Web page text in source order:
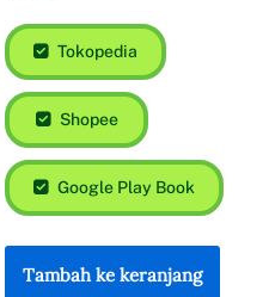
Tokopedia
Shopee
Google Play Book
Tambah ke keranjang